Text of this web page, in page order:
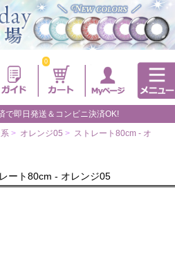
0
で即日発送＆コンビニ決済OK!
> オレンジ05 > ストレート80cm - オ
ート80cm - オレンジ05